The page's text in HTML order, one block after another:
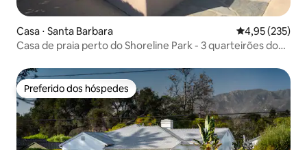
Casa ⋅ Santa Barbara 4,95 de uma
4,95 (235)
Casa de praia perto do Shoreline Park - 3 quarteirões do
Preferido dos hóspedes
Preferido dos hóspedes